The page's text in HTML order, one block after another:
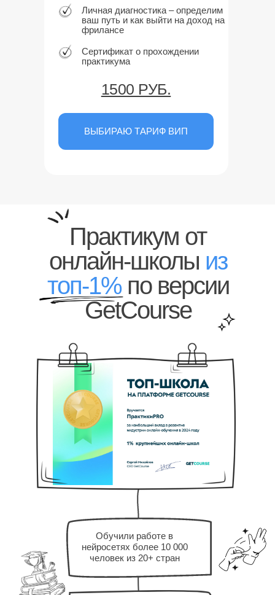
Личная диагностика – определим
ваш путь и как выйти на доход на
фрилансе
Сертификат о прохождении
практикума
ВЫБИРАЮ ТАРИФ ВИП
1500 РУБ.
Практикум от
онлайн-школы из
топ-1% по версии
GetCourse
Обучили работе в
нейросетях более 10 000
человек из 20+ стран